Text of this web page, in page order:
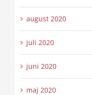
august 2020
juli 2020
juni 2020
maj 2020